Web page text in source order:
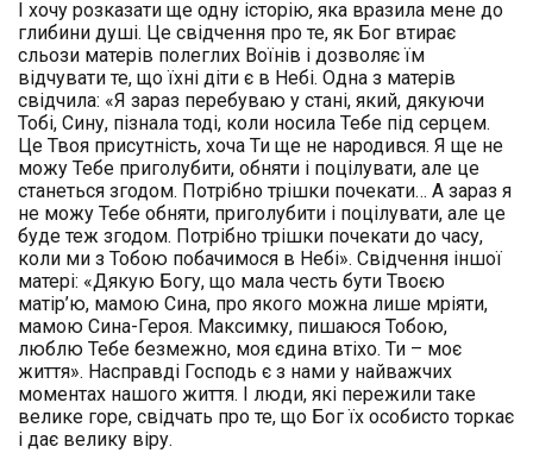
І хочу розказати ще одну історію, яка вразила мене до
глибини душі. Це свідчення про те, як Бог втирає
сльози матерів полеглих Воїнів і дозволяє їм
відчувати те, що їхні діти є в Небі. Одна з матерів
свідчила: «Я зараз перебуваю у стані, який, дякуючи
Тобі, Сину, пізнала тоді, коли носила Тебе під серцем.
Це Твоя присутність, хоча Ти ще не народився. Я ще не
можу Тебе приголубити, обняти і поцілувати, але це
станеться згодом. Потрібно трішки почекати… А зараз я
не можу Тебе обняти, приголубити і поцілувати, але це
буде теж згодом. Потрібно трішки почекати до часу,
коли ми з Тобою побачимося в Небі». Свідчення іншої
матері: «Дякую Богу, що мала честь бути Твоєю
матір’ю, мамою Сина, про якого можна лише мріяти,
мамою Сина-Героя. Максимку, пишаюся Тобою,
люблю Тебе безмежно, моя єдина втіхо. Ти – моє
життя». Насправді Господь є з нами у найважчих
моментах нашого життя. І люди, які пережили таке
велике горе, свідчать про те, що Бог їх особисто торкає
і дає велику віру.